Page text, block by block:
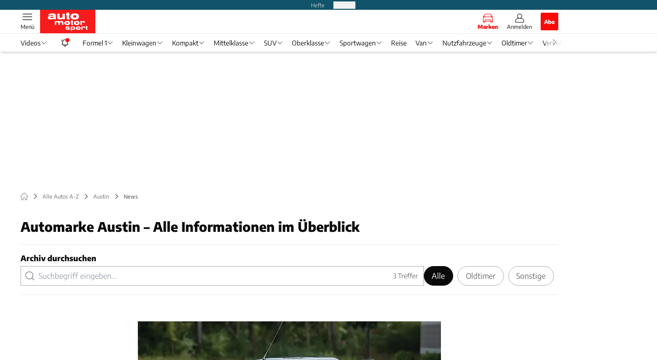
Hefte
Marken Anmelden
Abo
Menü
Videos Formel 1 Kleinwagen Kompakt Mittelklasse SUV Oberklasse Sportwagen Reise Van Nutzfahrzeuge Oldtimer Verkehr
Alle Autos A-Z Austin News
Automarke Austin – Alle Informationen im Überblick
Archiv durchsuchen
3Treffer Alle Oldtimer Sonstige